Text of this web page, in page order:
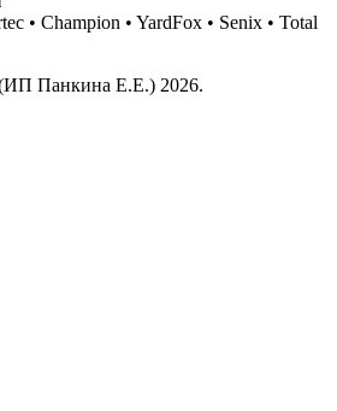
• Champion • YardFox • Senix • Total
Панкина Е.Е.) 2026.